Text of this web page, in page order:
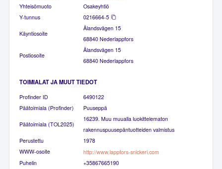
Yhteisömuoto
Osakeyhtiö
Y-tunnus
0216664-5
Käyntiosoite
Ålandsvägen 15
68840 Nederlappfors
Postiosoite
Ålandsvägen 15
68840 Nederlappfors
TOIMIALAT JA MUUT TIEDOT
Profinder ID
6490122
Päätoimiala (Profinder)
Puuseppä
Päätoimiala (TOL2025)
16239. Muu muualla luokittelematon
rakennuspuusepäntuotteiden valmistus
Perustettu
1978
WWW-osoite
http://www.lappfors-snickeri.com
Puhelin
+35867665190